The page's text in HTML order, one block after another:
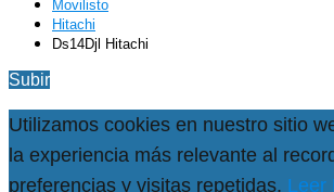
Movilisto
Hitachi
Ds14Djl Hitachi
Subir
Utilizamos cookies en nuestro sitio
la experiencia más relevante al
preferencias y visitas repetidas. Leer